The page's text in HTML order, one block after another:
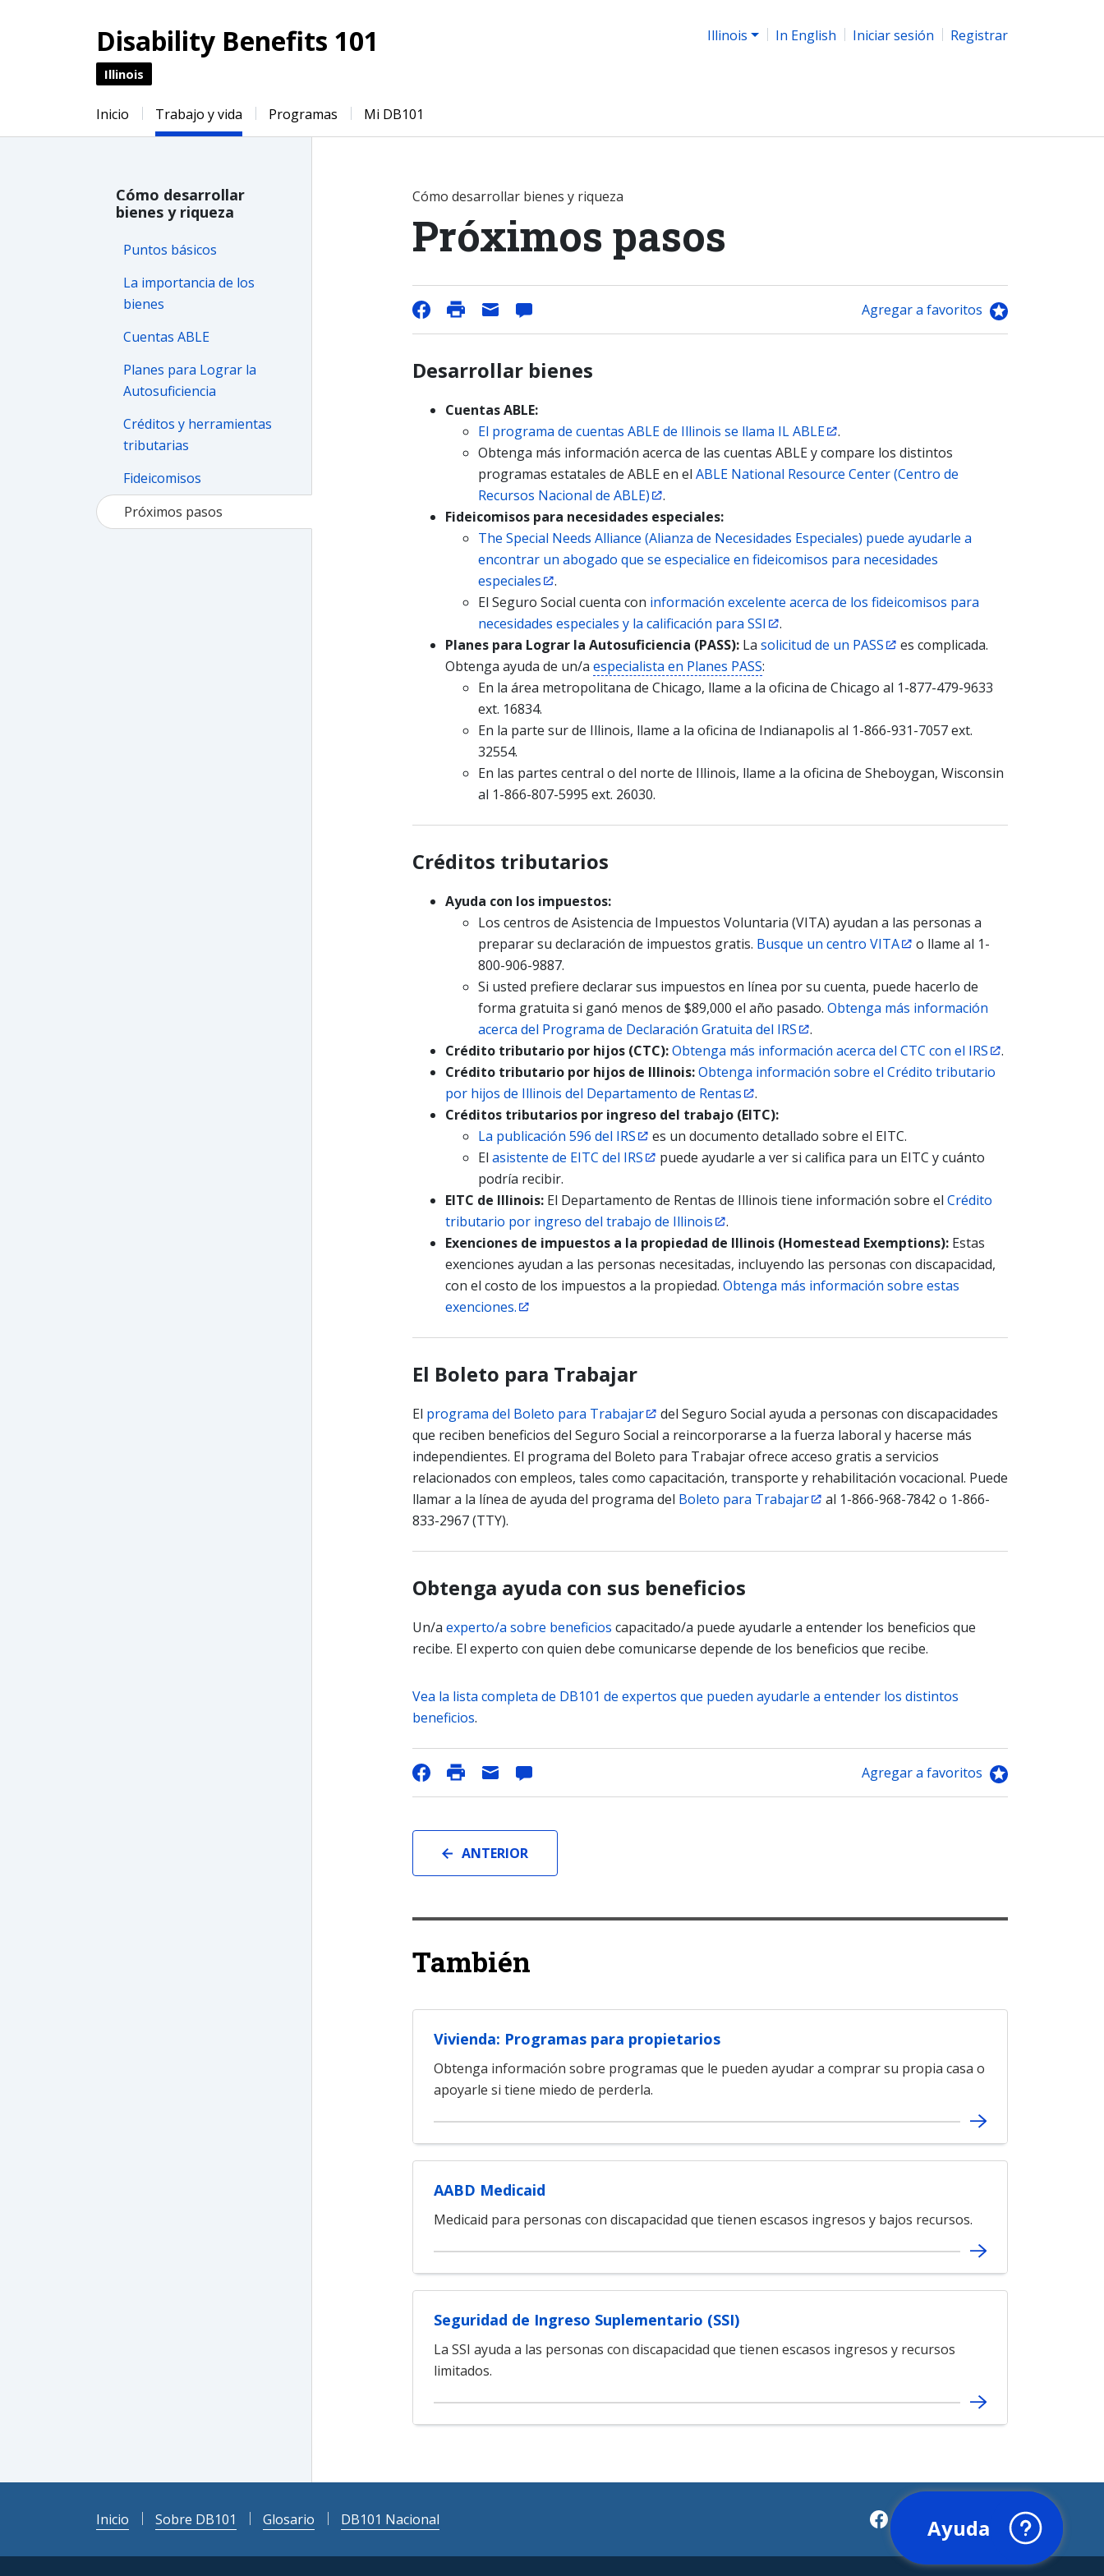
Disability Benefits 101
Illinois
Illinois In English Iniciar sesión Registrar
Inicio Trabajo y vida Programas Mi DB101
Cómo desarrollar
bienes y riqueza
Puntos básicos
La importancia de los
bienes
Cuentas ABLE
Planes para Lograr la
Autosuficiencia
Créditos y herramientas
tributarias
Fideicomisos
Próximos pasos
Cómo desarrollar bienes y riqueza
Próximos pasos
Agregar a favoritos
Desarrollar bienes
Cuentas ABLE:
El programa de cuentas ABLE de Illinois se llama IL ABLE
.
Obtenga más información acerca de las cuentas ABLE y compare los distintos
programas estatales de ABLE en el ABLE National Resource Center (Centro de
Recursos Nacional de ABLE)
.
Fideicomisos para necesidades especiales:
The Special Needs Alliance (Alianza de Necesidades Especiales) puede ayudarle a
encontrar un abogado que se especialice en fideicomisos para necesidades
especiales
.
El Seguro Social cuenta con información excelente acerca de los fideicomisos para
necesidades especiales y la calificación para SSI
.
Planes para Lograr la Autosuficiencia (PASS): La solicitud de un PASS
es complicada.
Obtenga ayuda de un/a especialista en Planes PASS:
En la área metropolitana de Chicago, llame a la oficina de Chicago al 1-877-479-9633
ext. 16834.
En la parte sur de Illinois, llame a la oficina de Indianapolis al 1-866-931-7057 ext.
32554.
En las partes central o del norte de Illinois, llame a la oficina de Sheboygan, Wisconsin
al 1-866-807-5995 ext. 26030.
Créditos tributarios
Ayuda con los impuestos:
Los centros de Asistencia de Impuestos Voluntaria (VITA) ayudan a las personas a
preparar su declaración de impuestos gratis. Busque un centro VITA
o llame al 1-
800-906-9887.
Si usted prefiere declarar sus impuestos en línea por su cuenta, puede hacerlo de
forma gratuita si ganó menos de $89,000 el año pasado. Obtenga más información
acerca del Programa de Declaración Gratuita del IRS
.
Crédito tributario por hijos (CTC):Obtenga más información acerca del CTC con el IRS
.
Crédito tributario por hijos de Illinois:Obtenga información sobre el Crédito tributario
por hijos de Illinois del Departamento de Rentas
.
Créditos tributarios por ingreso del trabajo (EITC):
La publicación 596 del IRS
es un documento detallado sobre el EITC.
El asistente de EITC del IRS
puede ayudarle a ver si califica para un EITC y cuánto
podría recibir.
EITC de Illinois: El Departamento de Rentas de Illinois tiene información sobre el Crédito
tributario por ingreso del trabajo de Illinois
.
Exenciones de impuestos a la propiedad de Illinois (Homestead Exemptions): Estas
exenciones ayudan a las personas necesitadas, incluyendo las personas con discapacidad,
con el costo de los impuestos a la propiedad. Obtenga más información sobre estas
exenciones.
El Boleto para Trabajar
El programa del Boleto para Trabajar
del Seguro Social ayuda a personas con discapacidades
que reciben beneficios del Seguro Social a reincorporarse a la fuerza laboral y hacerse más
independientes. El programa del Boleto para Trabajar ofrece acceso gratis a servicios
relacionados con empleos, tales como capacitación, transporte y rehabilitación vocacional. Puede
llamar a la línea de ayuda del programa del Boleto para Trabajar
al 1-866-968-7842 o 1-866-
833-2967 (TTY).
Obtenga ayuda con sus beneficios
Un/a experto/a sobre beneficios capacitado/a puede ayudarle a entender los beneficios que
recibe. El experto con quien debe comunicarse depende de los beneficios que recibe.
Vea la lista completa de DB101 de expertos que pueden ayudarle a entender los distintos
beneficios.
Agregar a favoritos
ANTERIOR
También
Vivienda: Programas para propietarios
Obtenga información sobre programas que le pueden ayudar a comprar su propia casa o
apoyarle si tiene miedo de perderla.
AABD Medicaid
Medicaid para personas con discapacidad que tienen escasos ingresos y bajos recursos.
Seguridad de Ingreso Suplementario (SSI)
La SSI ayuda a las personas con discapacidad que tienen escasos ingresos y recursos
limitados.
Ayuda
Inicio Sobre DB101 Glosario DB101 Nacional